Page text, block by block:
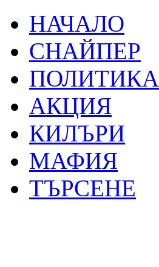
НАЧАЛО
СНАЙПЕР
ПОЛИТИКА
АКЦИЯ
КИЛЪРИ
МАФИЯ
ТЪРСЕНЕ